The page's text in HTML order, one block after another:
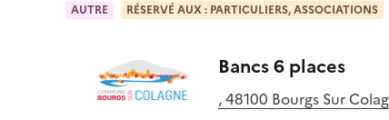
AUTRE RÉSERVÉ AUX : PARTICULIERS, ASSOCIATIONS
Bancs 6 places
, 48100 Bourgs Sur